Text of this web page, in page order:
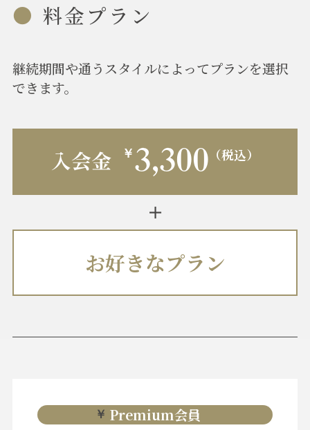
料金プラン
継続期間や通うスタイルによってプランを選択
できます。
入会金 ￥3,300 （税込）
＋
お好きなプラン
Premium会員
￥